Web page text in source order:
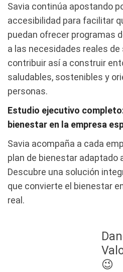
Savia continúa apostando
accesibilidad para facilitar
puedan ofrecer programas
a las necesidades reales
contribuir así a construir
saludables, sostenibles y
personas.
Estudio ejecutivo
bienestar en la empresa
Savia acompaña a cada
plan de bienestar adaptado
Descubre una solución
que convierte el bienestar
real.
😉